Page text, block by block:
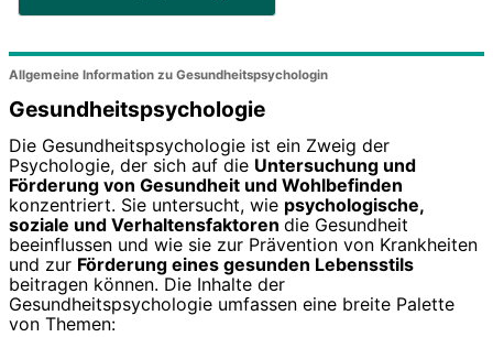
Allgemeine Information zu Gesundheitspsychologin
Gesundheitspsychologie
Die Gesundheitspsychologie ist ein Zweig der
Psychologie, der sich auf die Untersuchung und
Förderung von Gesundheit und Wohlbefinden
konzentriert. Sie untersucht, wie psychologische,
soziale und Verhaltensfaktoren die Gesundheit
beeinflussen und wie sie zur Prävention von Krankheiten
und zur Förderung eines gesunden Lebensstils
beitragen können. Die Inhalte der
Gesundheitspsychologie umfassen eine breite Palette
von Themen: